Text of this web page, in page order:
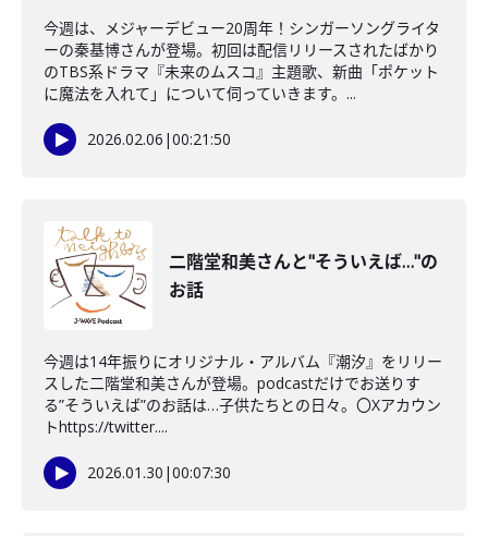
今週は、メジャーデビュー20周年！シンガーソングライタ
ーの秦基博さんが登場。初回は配信リリースされたばかり
のTBS系ドラマ『未来のムスコ』主題歌、新曲「ポケット
に魔法を入れて」について伺っていきます。...
2026.02.06 |00:21:50
二階堂和美さんと"そういえば…"の
お話
今週は14年振りにオリジナル・アルバム『潮汐』をリリー
スした二階堂和美さんが登場。podcastだけでお送りす
る”そういえば”のお話は…子供たちとの日々。〇Xアカウン
トhttps://twitter....
2026.01.30 |00:07:30